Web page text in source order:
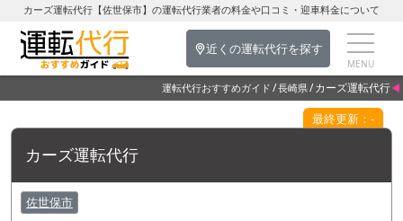
カーズ運転代行【佐世保市】の運転代行業者の料金や口コミ・迎車料金について
近くの運転代行を探す
運転代行おすすめガイド 長崎県 カーズ運転代行
最終更新：-
カーズ運転代行
佐世保市